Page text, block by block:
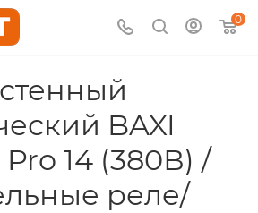
0
BAXI
14 (380В) /
реле/